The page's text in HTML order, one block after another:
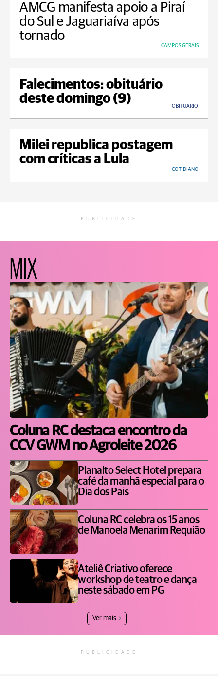
AMCG manifesta apoio a Piraí
do Sul e Jaguariaíva após
tornado
CAMPOS GERAIS
Falecimentos: obituário
deste domingo (9)
OBITUÁRIO
Milei republica postagem
com críticas a Lula
COTIDIANO
PUBLICIDADE
MIX
Coluna RC destaca encontro da
CCV GWM no Agroleite 2026
Planalto Select Hotel prepara
café da manhã especial para o
Dia dos Pais
Coluna RC celebra os 15 anos
de Manoela Menarim Requião
Ateliê Criativo oferece
workshop de teatro e dança
neste sábado em PG
Ver mais
PUBLICIDADE